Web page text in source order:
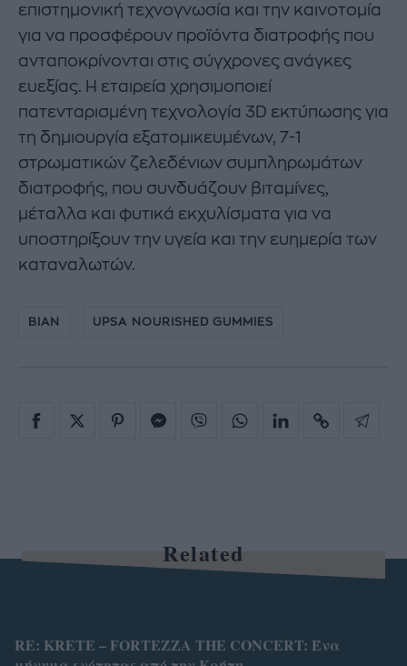
επιστημονική τεχνογνωσία και την καινοτομία
για να προσφέρουν προϊόντα διατροφής που
ανταποκρίνονται στις σύγχρονες ανάγκες
ευεξίας. Η εταιρεία χρησιμοποιεί
πατενταρισμένη τεχνολογία 3D εκτύπωσης για
τη δημιουργία εξατομικευμένων, 7-1
στρωματικών ζελεδένιων συμπληρωμάτων
διατροφής, που συνδυάζουν βιταμίνες,
μέταλλα και φυτικά εκχυλίσματα για να
υποστηρίξουν την υγεία και την ευημερία των
καταναλωτών.
ΒΙΑΝ UPSA NOURISHED GUMMIES
Related
RE: KRETE – FORTEZZA THE CONCERT: Ένα